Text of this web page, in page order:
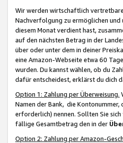
Wir werden wirtschaftlich
Nachverfolgung zu ermöglichen und
diesem Monat verdient hast,
auf den nächsten Betrag in der
über oder unter dem in deiner
eine Amazon-Webseite etwa 60
wurden. Du kannst wählen, ob du
dafür entscheidest, erklärst du dich
Option 1: Zahlung per Überweisung.
Namen der Bank, die
erforderlich) nennen. Sollten Sie
fällige Gesamtbetrag den in der
Option 2: Zahlung per Amazon-